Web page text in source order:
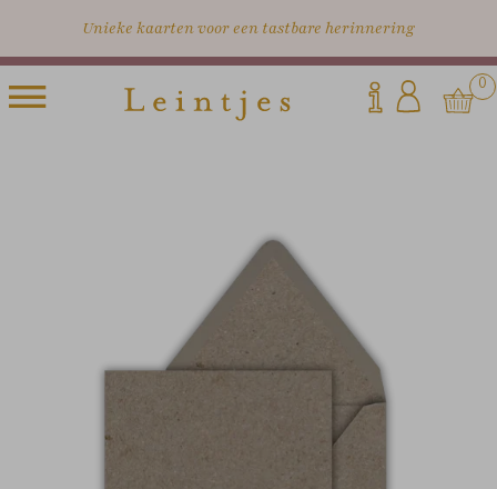
Unieke kaarten voor een tastbare herinnering
0